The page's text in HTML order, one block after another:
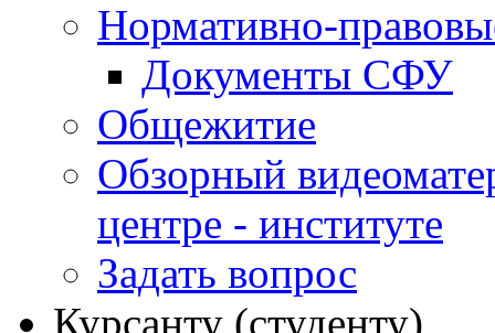
Нормативно-
Документы СФУ
Общежитие
Обзорный
центре - институте
Задать вопрос
Курсанту (студенту)